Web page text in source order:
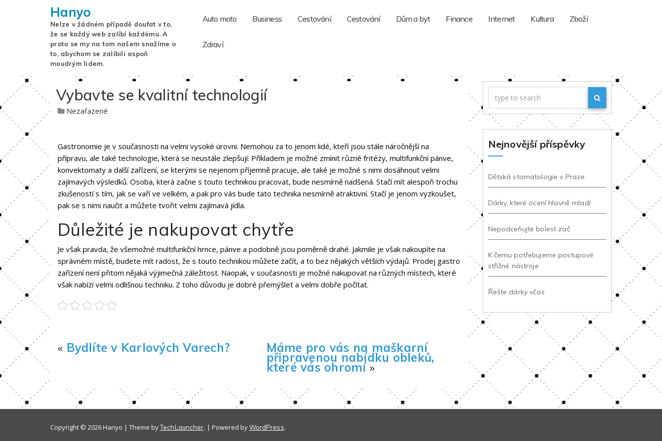
Hanyo
Nelze v žádném případě doufat v to,
že se každý web zalíbí každému. A
proto se my na tom našem snažíme o
to, abychom se zalíbili aspoň
moudrým lidem.
Auto moto Business Cestování Cestování Dům a byt Finance Internet Kultura Zboží
Zdraví
Vybavte se kvalitní technologií
Nezařazené
Gastronomie je v současnosti na velmi vysoké úrovni. Nemohou za to jenom lidé, kteří jsou stále náročnější na
přípravu, ale také technologie, která se neustále zlepšují. Příkladem je možné zmínit různé fritézy, multifunkční pánve,
konvektomaty a další zařízení, se kterými se nejenom příjemně pracuje, ale také je možné s nimi dosáhnout velmi
zajímavých výsledků. Osoba, která začne s touto technikou pracovat, bude nesmírně nadšená. Stačí mít alespoň trochu
zkušeností s tím, jak se vaří ve velkém, a pak pro vás bude tato technika nesmírně atraktivní. Stačí je jenom vyzkoušet,
pak se s nimi naučit a můžete tvořit velmi zajímavá jídla.
Důležité je nakupovat chytře
Je však pravda, že všemožné multifunkční hrnce, pánve a podobně jsou poměrně drahé. Jakmile je však nakoupíte na
správném místě, budete mít radost, že s touto technikou můžete začít, a to bez nějakých větších výdajů. Prodej gastro
zařízenínení přitom nějaká výjimečná záležitost. Naopak, v současnosti je možné nakupovat na různých místech, které
však nabízí velmi odlišnou techniku. Z toho důvodu je dobré přemýšlet a velmi dobře počítat.
« Bydlíte v Karlových Varech? Máme pro vás na maškarní
připravenou nabídku obleků,
které vás ohromí »
Nejnovější příspěvky
Dětská stomatologie v Praze
Dárky, které ocení hlavně mladí
Nepodceňujte bolest zač
K čemu potřebujeme postupové
střižné nástroje
Řešte dárky včas
Copyright © 2026 Hanyo | Theme byTechLauncher. | Powered byWordPress.